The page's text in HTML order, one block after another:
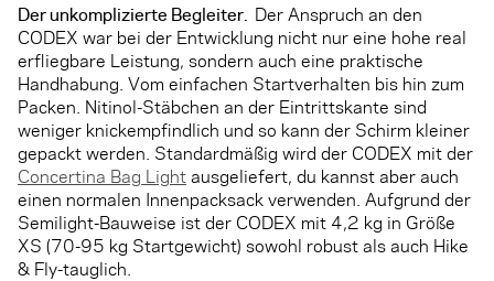
Der unkomplizierte Begleiter. Der Anspruch an den
CODEX war bei der Entwicklung nicht nur eine hohe real
erfliegbare Leistung, sondern auch eine praktische
Handhabung. Vom einfachen Startverhalten bis hin zum
Packen. Nitinol-Stäbchen an der Eintrittskante sind
weniger knickempfindlich und so kann der Schirm kleiner
gepackt werden. Standardmäßig wird der CODEX mit der
Concertina Bag Lightausgeliefert, du kannst aber auch
einen normalen Innenpacksack verwenden. Aufgrund der
Semilight-Bauweise ist der CODEX mit 4,2 kg in Größe
XS (70-95 kg Startgewicht) sowohl robust als auch Hike
& Fly-tauglich.